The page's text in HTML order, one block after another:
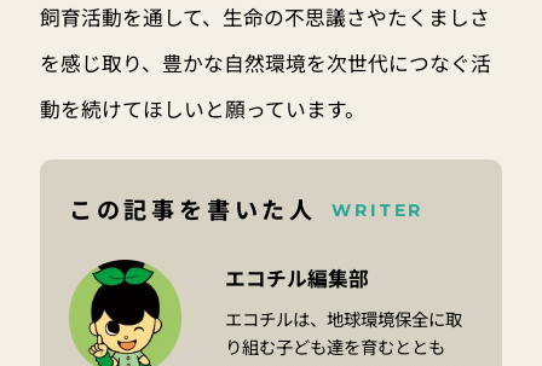
飼育活動を通して、生命の不思議さやたくましさ
を感じ取り、豊かな自然環境を次世代につなぐ活
動を続けてほしいと願っています。
この記事を書いた人 WRITER
エコチル編集部
エコチルは、地球環境保全に取
り組む子ども達を育むととも